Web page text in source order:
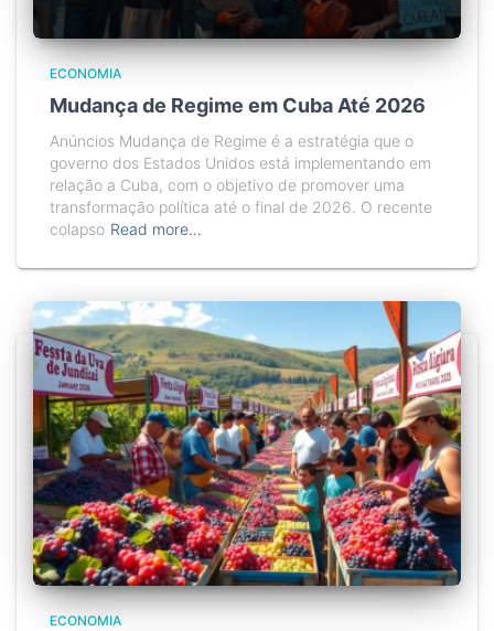
ECONOMIA
Mudança de Regime em Cuba Até 2026
Anúncios Mudança de Regime é a estratégia que o
governo dos Estados Unidos está implementando em
relação a Cuba, com o objetivo de promover uma
transformação política até o final de 2026. O recente
colapso Read more…
ECONOMIA